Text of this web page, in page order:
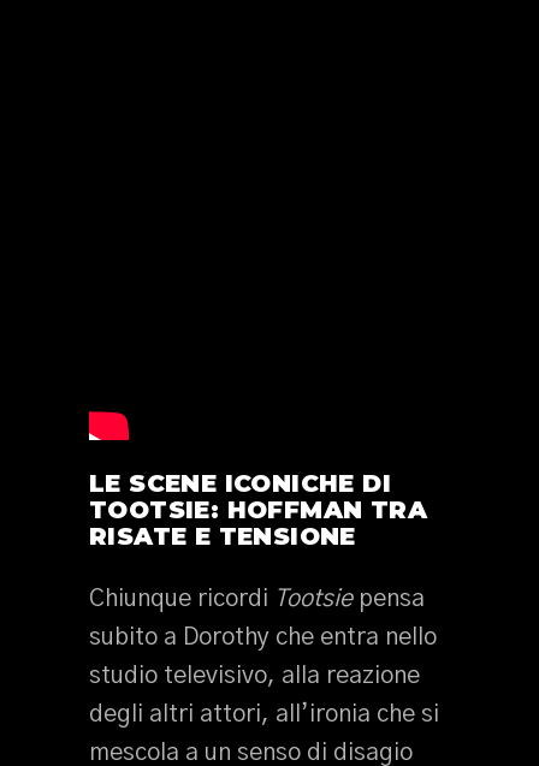
LE SCENE ICONICHE DI
TOOTSIE: HOFFMAN TRA
RISATE E TENSIONE
Chiunque ricordi Tootsiepensa
subito a Dorothy che entra nello
studio televisivo, alla reazione
degli altri attori, all’ironia che si
mescola a un senso di disagio